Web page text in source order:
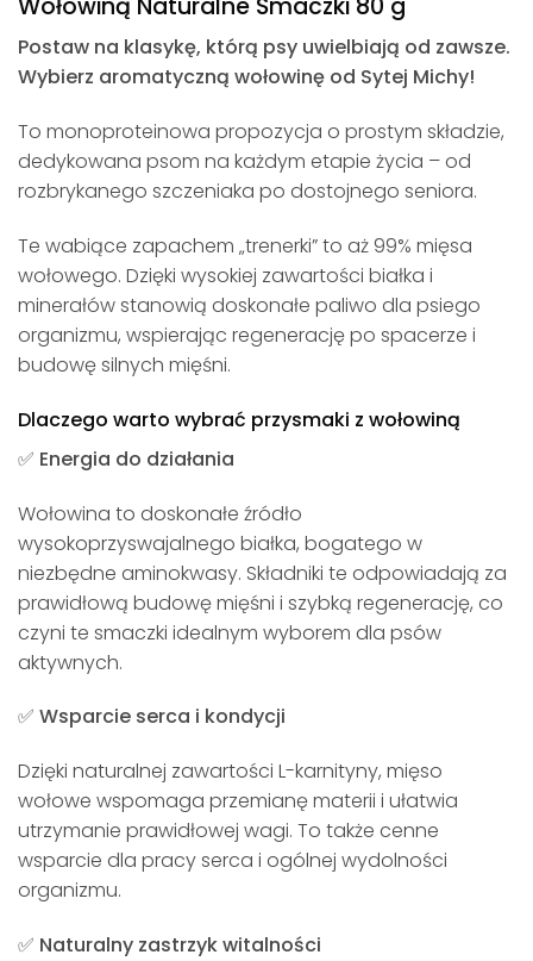
Postaw na klasykę, którą psy uwielbiają od zawsze.
Wybierz aromatyczną wołowinę od Sytej Michy!
To monoproteinowa propozycja o prostym składzie,
dedykowana psom na każdym etapie życia – od
rozbrykanego szczeniaka po dostojnego seniora.
Te wabiące zapachem „trenerki” to aż 99% mięsa
wołowego. Dzięki wysokiej zawartości białka i
minerałów stanowią doskonałe paliwo dla psiego
organizmu, wspierając regenerację po spacerze i
budowę silnych mięśni.
Dlaczego warto wybrać przysmaki z wołowiną
✅ Energia do działania
Wołowina to doskonałe źródło
wysokoprzyswajalnego białka, bogatego w
niezbędne aminokwasy. Składniki te odpowiadają za
prawidłową budowę mięśni i szybką regenerację, co
czyni te smaczki idealnym wyborem dla psów
aktywnych.
✅ Wsparcie serca i kondycji
Dzięki naturalnej zawartości L-karnityny, mięso
wołowe wspomaga przemianę materii i ułatwia
utrzymanie prawidłowej wagi. To także cenne
wsparcie dla pracy serca i ogólnej wydolności
organizmu.
✅ Naturalny zastrzyk witalności